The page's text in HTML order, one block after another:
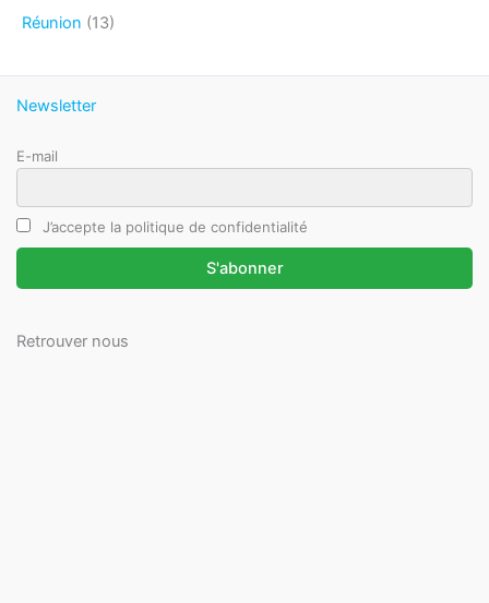
Réunion (13)
Newsletter
E-mail
J’accepte la politique de confidentialité
Retrouver nous